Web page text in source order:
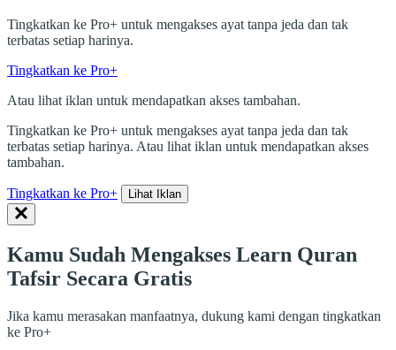
Tingkatkan ke Pro+ untuk mengakses ayat tanpa jeda dan tak
terbatas setiap harinya.
Tingkatkan ke Pro+
Atau lihat iklan untuk mendapatkan akses tambahan.
Tingkatkan ke Pro+ untuk mengakses ayat tanpa jeda dan tak
terbatas setiap harinya. Atau lihat iklan untuk mendapatkan akses
tambahan.
Tingkatkan ke Pro+ Lihat Iklan
Kamu Sudah Mengakses Learn Quran
Tafsir Secara Gratis
Jika kamu merasakan manfaatnya, dukung kami dengan tingkatkan
ke Pro+